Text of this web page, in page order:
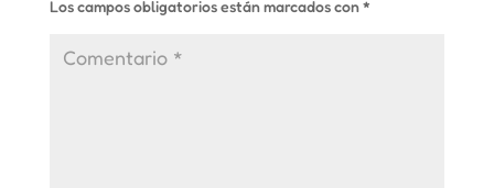
Los campos obligatorios están marcados con*